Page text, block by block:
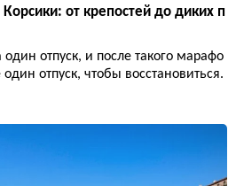
от крепостей до диких п
отпуск, и после такого марафо
отпуск, чтобы восстановиться.